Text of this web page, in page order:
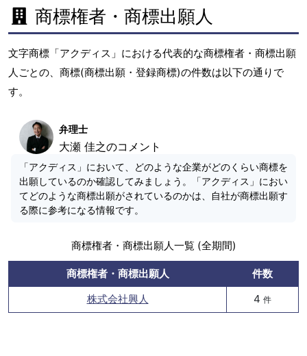
商標権者・商標出願人
文字商標「アクディス」における代表的な商標権者・商標出願
人ごとの、商標(商標出願・登録商標)の件数は以下の通りで
す。
弁理士
大瀬 佳之のコメント
「アクディス」において、どのような企業がどのくらい商標を
出願しているのか確認してみましょう。「アクディス」におい
てどのような商標出願がされているのかは、自社が商標出願す
る際に参考になる情報です。
商標権者・商標出願人一覧 (全期間)
商標権者・商標出願人
件数
株式会社興人
4 件